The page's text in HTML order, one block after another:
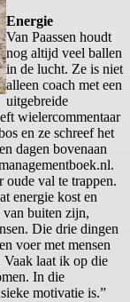
Energie
Van Paassen houdt
nog altijd veel ballen
in de lucht. Ze is niet
alleen coach met een
uitgebreide
wielercommentaar
en ze schreef het
dagen bovenaan
oude val te trappen.
energie kost en
buiten zijn,
Die drie dingen
voer met mensen
laat ik op die
In die
motivatie is.”